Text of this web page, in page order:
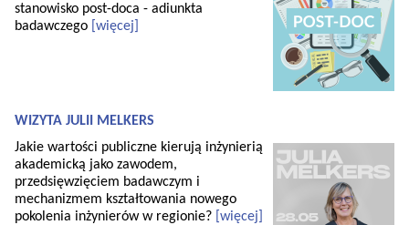
stanowisko post-doca - adiunkta
badawczego [więcej]
WIZYTA JULII MELKERS
Jakie wartości publiczne kierują inżynierią
akademicką jako zawodem,
przedsięwzięciem badawczym i
mechanizmem kształtowania nowego
pokolenia inżynierów w regionie? [więcej]